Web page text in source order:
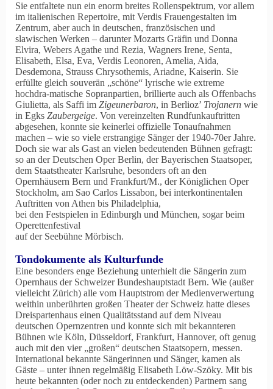
Sie entfaltete nun ein enorm breites Rollenspektrum, vor allem
im italienischen Repertoire, mit Verdis Frauengestalten im
Zentrum, aber auch in deutschen, französischen und
slawischen Werken – darunter Mozarts Gräfin und Donna
Elvira, Webers Agathe und Rezia, Wagners Irene, Senta,
Elisabeth, Elsa, Eva, Verdis Leonoren, Amelia, Aida,
Desdemona, Strauss Chrysothemis, Ariadne, Kaiserin. Sie
erfüllte gleich souverän „schöne“ lyrische wie extreme
hochdra-matische Sopranpartien, brillierte auch als Offenbachs
Giulietta, als Saffi im Zigeunerbaron, in Berlioz’ Trojanern wie
in Egks Zaubergeige. Von vereinzelten Rundfunkauftritten
abgesehen, konnte sie keinerlei offizielle Tonaufnahmen
machen – wie so viele erstrangige Sänger der 1940-70er Jahre.
Doch sie war als Gast an vielen bedeutenden Bühnen gefragt:
so an der Deutschen Oper Berlin, der Bayerischen Staatsoper,
dem Staatstheater Karlsruhe, besonders oft an den
Opernhäusern Bern und Frankfurt/M., der Königlichen Oper
Stockholm, am Sao Carlos Lissabon, bei interkontinentalen
Auftritten von Athen bis Philadelphia,
bei den Festspielen in Edinburgh und München, sogar beim
Operettenfestival
auf der Seebühne Mörbisch.
Tondokumente als Kulturfunde
Eine besonders enge Beziehung unterhielt die Sängerin zum
Opernhaus der Schweizer Bundeshauptstadt Bern. Wie (außer
vielleicht Zürich) alle vom Hauptstrom der Medienverwertung
weithin unberührten großen Theater der Schweiz hatte dieses
Dreispartenhaus einen Qualitätsstand auf dem Niveau
deutschen Opernzentren und konnte sich mit bekannteren
Bühnen wie Köln, Düsseldorf, Frankfurt, Hannover, oft genug
auch mit den vier „großen“ deutschen Staatsopern, messen.
International bekannte Sängerinnen und Sänger, kamen als
Gäste – unter ihnen regelmäßig Elisabeth Löw-Szöky. Mit bis
heute bekannten (oder noch zu entdeckenden) Partnern sang